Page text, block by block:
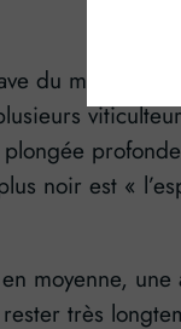
du monde ?
plongée
noir est «
moyenne,
très